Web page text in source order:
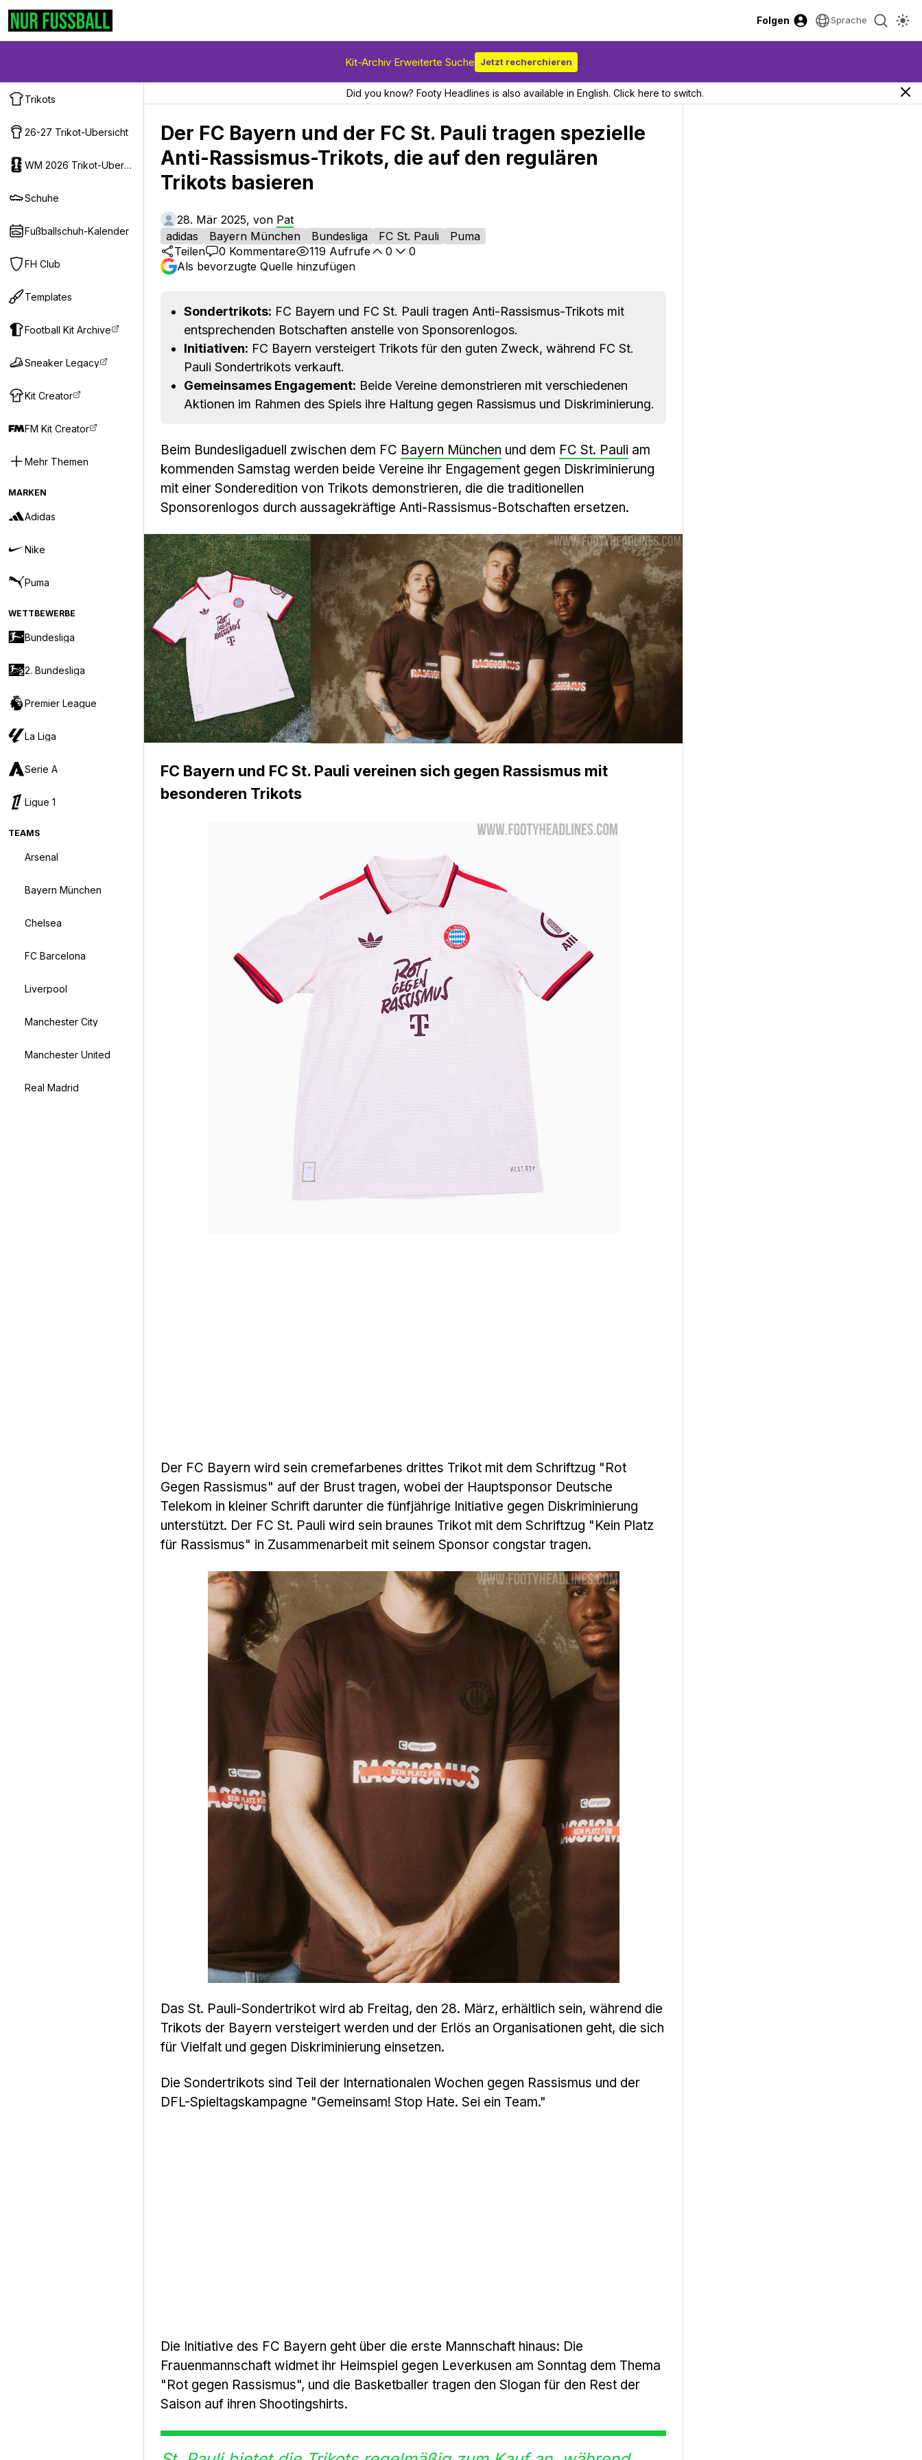
Folgen Sprache
Kit-Archiv Erweiterte Suche Jetzt recherchieren
Trikots
26-27 Trikot-Ubersicht
WM 2026 Trikot-Ubersicht
Schuhe
Fußballschuh-Kalender
FH Club
Templates
Football Kit Archive
Sneaker Legacy
Kit Creator
FM Kit Creator
Mehr Themen
MARKEN
Adidas
Nike
Puma
WETTBEWERBE
Bundesliga
2. Bundesliga
Premier League
La Liga
Serie A
Ligue 1
TEAMS
Arsenal
Bayern München
Chelsea
FC Barcelona
Liverpool
Manchester City
Manchester United
Real Madrid
Did you know? Footy Headlines is also available in English. Click here to switch.
Der FC Bayern und der FC St. Pauli tragen spezielle
Anti-Rassismus-Trikots, die auf den regulären
Trikots basieren
28. Mär 2025, von Pat
adidas
Bayern München Bundesliga FC St. Pauli
Puma
Teilen
0 Kommentare 119 Aufrufe 0
0
Als bevorzugte Quelle hinzufügen
Sondertrikots: FC Bayern und FC St. Pauli tragen Anti-Rassismus-Trikots mit
entsprechenden Botschaften anstelle von Sponsorenlogos.
Initiativen: FC Bayern versteigert Trikots für den guten Zweck, während FC St.
Pauli Sondertrikots verkauft.
Gemeinsames Engagement: Beide Vereine demonstrieren mit verschiedenen
Aktionen im Rahmen des Spiels ihre Haltung gegen Rassismus und Diskriminierung.
Beim Bundesligaduell zwischen dem FC Bayern München und dem FC St. Pauli am
kommenden Samstag werden beide Vereine ihr Engagement gegen Diskriminierung
mit einer Sonderedition von Trikots demonstrieren, die die traditionellen
Sponsorenlogos durch aussagekräftige Anti-Rassismus-Botschaften ersetzen.
FC Bayern und FC St. Pauli vereinen sich gegen Rassismus mit
besonderen Trikots
Der FC Bayern wird sein cremefarbenes drittes Trikot mit dem Schriftzug "Rot
Gegen Rassismus" auf der Brust tragen, wobei der Hauptsponsor Deutsche
Telekom in kleiner Schrift darunter die fünfjährige Initiative gegen Diskriminierung
unterstützt. Der FC St. Pauli wird sein braunes Trikot mit dem Schriftzug "Kein Platz
für Rassismus" in Zusammenarbeit mit seinem Sponsor congstar tragen.
Das St. Pauli-Sondertrikot wird ab Freitag, den 28. März, erhältlich sein, während die
Trikots der Bayern versteigert werden und der Erlös an Organisationen geht, die sich
für Vielfalt und gegen Diskriminierung einsetzen.
Die Sondertrikots sind Teil der Internationalen Wochen gegen Rassismus und der
DFL-Spieltagskampagne "Gemeinsam! Stop Hate. Sei ein Team."
Die Initiative des FC Bayern geht über die erste Mannschaft hinaus: Die
Frauenmannschaft widmet ihr Heimspiel gegen Leverkusen am Sonntag dem Thema
"Rot gegen Rassismus", und die Basketballer tragen den Slogan für den Rest der
Saison auf ihren Shootingshirts.